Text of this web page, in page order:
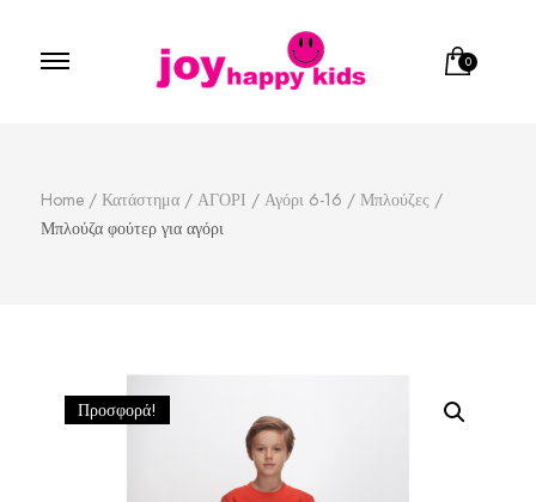
0
Home / Κατάστημα / ΑΓΟΡΙ / Αγόρι 6-16 / Μπλούζες /
Μπλούζα φούτερ για αγόρι
Προσφορά!